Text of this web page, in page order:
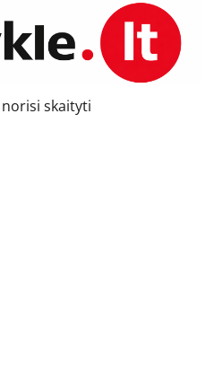
skaityti